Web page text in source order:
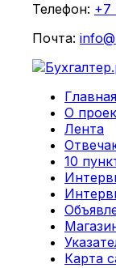
Телефон: +7
Почта:
Главная
О
Лента
10
Карта